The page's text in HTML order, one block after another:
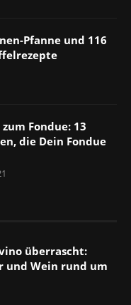
Pfanne und 116
Fondue: 13
die Dein Fondue
überrascht:
und Wein rund um